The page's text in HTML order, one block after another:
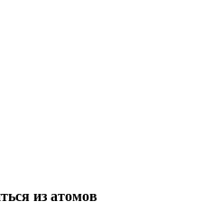
из атомов